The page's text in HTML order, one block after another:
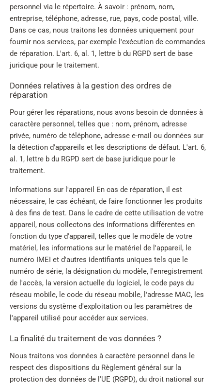
personnel via le répertoire. À savoir : prénom, nom,
entreprise, téléphone, adresse, rue, pays, code postal, ville.
Dans ce cas, nous traitons les données uniquement pour
fournir nos services, par exemple l'exécution de commandes
de réparation. L'art. 6, al. 1, lettre b du RGPD sert de base
juridique pour le traitement.
Données relatives à la gestion des ordres de
réparation
Pour gérer les réparations, nous avons besoin de données à
caractère personnel, telles que : nom, prénom, adresse
privée, numéro de téléphone, adresse e-mail ou données sur
la détection d'appareils et les descriptions de défaut. L'art. 6,
al. 1, lettre b du RGPD sert de base juridique pour le
traitement.
Informations sur l'appareil En cas de réparation, il est
nécessaire, le cas échéant, de faire fonctionner les produits
à des fins de test. Dans le cadre de cette utilisation de votre
appareil, nous collectons des informations différentes en
fonction du type d'appareil, telles que le modèle de votre
matériel, les informations sur le matériel de l'appareil, le
numéro IMEI et d'autres identifiants uniques tels que le
numéro de série, la désignation du modèle, l'enregistrement
de l'accès, la version actuelle du logiciel, le code pays du
réseau mobile, le code du réseau mobile, l'adresse MAC, les
versions du système d'exploitation ou les paramètres de
l'appareil utilisé pour accéder aux services.
La finalité du traitement de vos données ?
Nous traitons vos données à caractère personnel dans le
respect des dispositions du Règlement général sur la
protection des données de l'UE (RGPD), du droit national sur